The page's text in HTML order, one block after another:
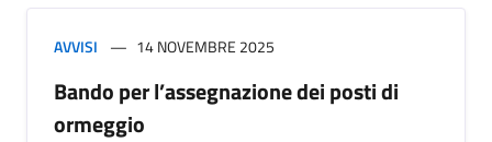
AVVISI 14 NOVEMBRE 2025
Bando per l’assegnazione dei posti di
ormeggio